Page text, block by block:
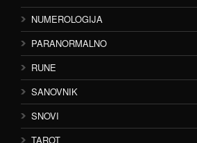
NUMEROLOGIJA
PARANORMALNO
RUNE
SANOVNIK
SNOVI
TAROT